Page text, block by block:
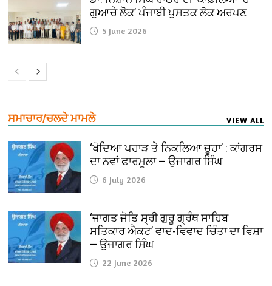
ਗੁਆਚੇ ਲੋਕ’ ਪੰਜਾਬੀ ਪੁਸਤਕ ਲੋਕ ਅਰਪਣ
5 June 2026
ਸਮਾਚਾਰ/ਚਲਦੇ ਮਾਮਲੇ VIEW ALL
‘ਖੋਦਿਆ ਪਹਾੜ ਤੇ ਨਿਕਲਿਆ ਚੂਹਾ’ : ਕਾਂਗਰਸ
ਦਾ ਨਵਾਂ ਫਾਰਮੂਲਾ — ਉਜਾਗਰ ਸਿੰਘ
6 July 2026
‘ਜਾਗਤ ਜੋਤਿ ਸ੍ਰੀ ਗੁਰੂ ਗ੍ਰੰਥ ਸਾਹਿਬ
ਸਤਿਕਾਰ ਐਕਟ’ ਵਾਦ-ਵਿਵਾਦ ਚਿੰਤਾ ਦਾ ਵਿਸ਼ਾ
— ਉਜਾਗਰ ਸਿੰਘ
22 June 2026